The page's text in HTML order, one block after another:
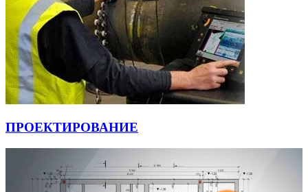
ПРОЕКТИРОВАНИЕ